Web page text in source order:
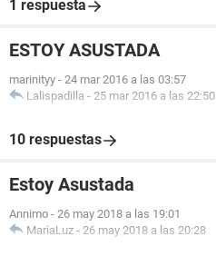
1 respuesta
ESTOY ASUSTADA
marinityy - 24 mar 2016 a las 03:57
Lalispadilla - 25 mar 2016 a las 22:50
10 respuestas
Estoy Asustada
Annimo - 26 may 2018 a las 19:01
MariaLuz - 26 may 2018 a las 20:28